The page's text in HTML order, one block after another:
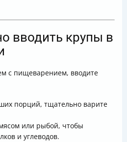
вводить крупы в
с пищеварением, вводите
порций, тщательно варите
или рыбой, чтобы
и углеводов.